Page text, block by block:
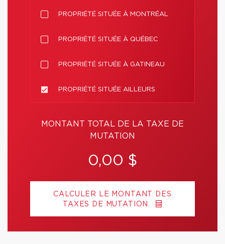
PROPRIÉTÉ SITUÉE À MONTRÉAL
PROPRIÉTÉ SITUÉE À QUÉBEC
PROPRIÉTÉ SITUÉE À GATINEAU
PROPRIÉTÉ SITUÉE AILLEURS
MONTANT TOTAL DE LA TAXE DE
MUTATION
0,00 $
CALCULER LE MONTANT DES
TAXES DE MUTATION